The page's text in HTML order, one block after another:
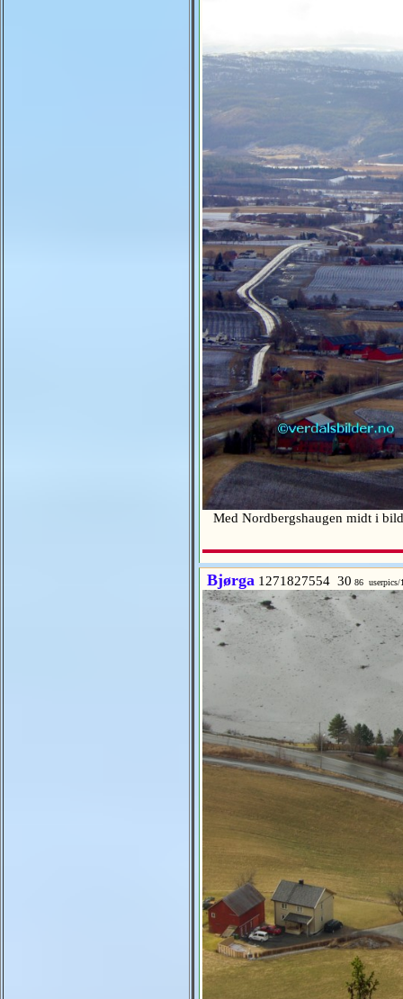
Med Nordbergshaugen midt i
Bjørga 1271827554 30 86